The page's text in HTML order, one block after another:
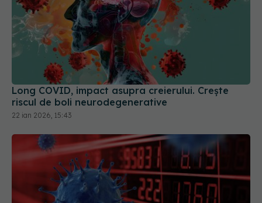
Long COVID, impact asupra creierului. Crește
riscul de boli neurodegenerative
22 ian 2026, 15:43